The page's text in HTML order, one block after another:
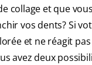
collage et que
vos dents? Si
et ne réagit pas
avez deux